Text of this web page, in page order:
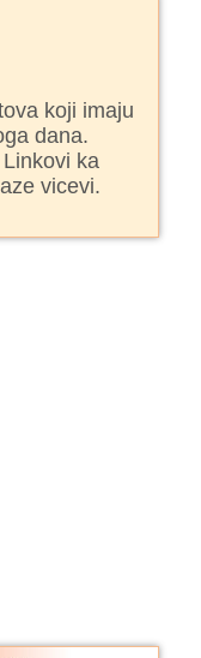
koji imaju
dana.
ka
vicevi.